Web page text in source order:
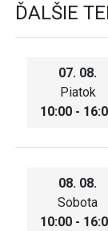
ĎALŠIE
07. 08.
Piatok
10:00 -
08. 08.
Sobota
10:00 -